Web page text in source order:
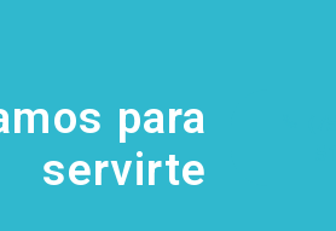
para
servirte